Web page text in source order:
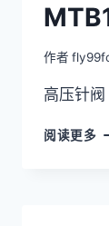
作者
高压针
阅读更多